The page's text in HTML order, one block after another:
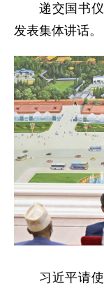
递交国书
发表集体讲话。
习近平请